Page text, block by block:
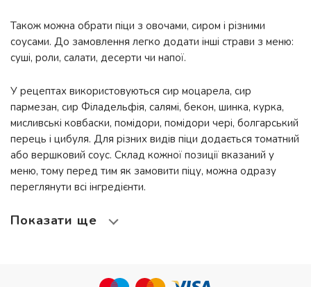
Також можна обрати піци з овочами, сиром і різними
соусами. До замовлення легко додати інші страви з меню:
суші, роли, салати, десерти чи напої.
У рецептах використовуються сир моцарела, сир
пармезан, сир Філадельфія, салямі, бекон, шинка, курка,
мисливські ковбаски, помідори, помідори чері, болгарський
перець і цибуля. Для різних видів піци додається томатний
або вершковий соус. Склад кожної позиції вказаний у
меню, тому перед тим як замовити піцу, можна одразу
переглянути всі інгредієнти.
Показати ще